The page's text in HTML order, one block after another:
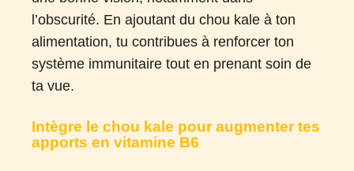
l’obscurité. En ajoutant du chou kale à ton
alimentation, tu contribues à renforcer ton
système immunitaire tout en prenant soin de
ta vue.
Intègre le chou kale pour augmenter tes
apports en vitamine B6